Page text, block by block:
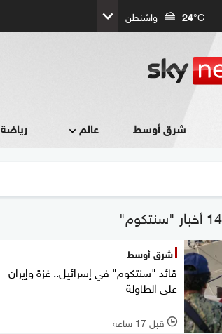
24°C واشنطن
شرق أوسط عالم رياضة
شرق أوسط
قائد "سنتكوم" في إسرائيل.. غزة وإيران
على الطاولة
l قبل 17 ساعة